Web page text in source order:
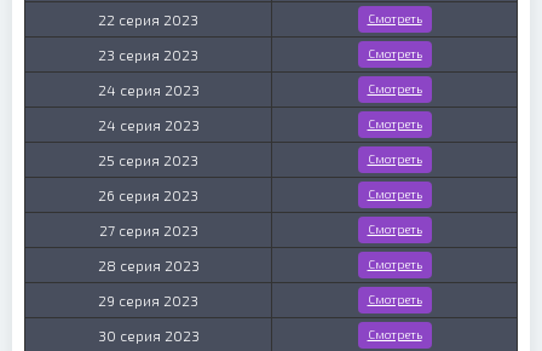
22 серия 2023 Смотреть
23 серия 2023 Смотреть
24 серия 2023 Смотреть
24 серия 2023 Смотреть
25 серия 2023 Смотреть
26 серия 2023 Смотреть
27 серия 2023 Смотреть
28 серия 2023 Смотреть
29 серия 2023 Смотреть
30 серия 2023 Смотреть